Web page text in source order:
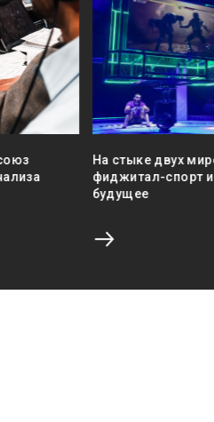
На стыке двух
фиджитал-спорт
будущее